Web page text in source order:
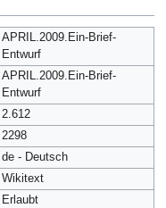
APRIL.2009.Ein-Brief-
Entwurf
APRIL.2009.Ein-Brief-
Entwurf
2.612
2298
de - Deutsch
Wikitext
Erlaubt